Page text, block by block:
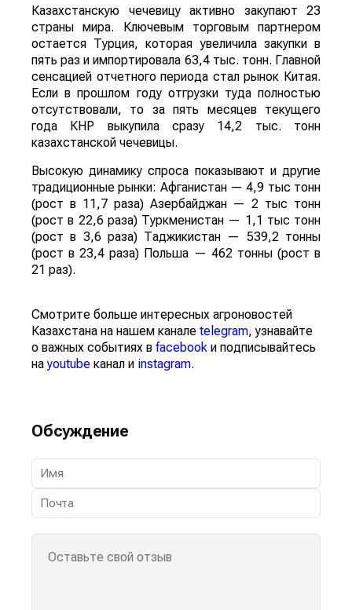
Казахстанскую чечевицу активно закупают 23
страны мира. Ключевым торговым партнером
остается Турция, которая увеличила закупки в
пять раз и импортировала 63,4 тыс. тонн. Главной
сенсацией отчетного периода стал рынок Китая.
Если в прошлом году отгрузки туда полностью
отсутствовали, то за пять месяцев текущего
года КНР выкупила сразу 14,2 тыс. тонн
казахстанской чечевицы.
Высокую динамику спроса показывают и другие
традиционные рынки: Афганистан — 4,9 тыс тонн
(рост в 11,7 раза) Азербайджан — 2 тыс тонн
(рост в 22,6 раза) Туркменистан — 1,1 тыс тонн
(рост в 3,6 раза) Таджикистан — 539,2 тонны
(рост в 23,4 раза) Польша — 462 тонны (рост в
21 раз).
Смотрите больше интересных агроновостей
Казахстана на нашем канале telegram, узнавайте
о важных событиях в facebook и подписывайтесь
наyoutube канал и instagram.
Обсуждение